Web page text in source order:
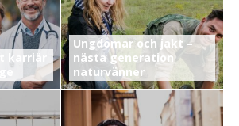
Ungdomar och jakt –
nästa generation
naturvänner